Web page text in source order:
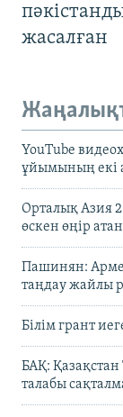
жасалған
YouTube
ұйымының екі
Орталық Азия
өскен өңір
Пашинян:
таңдау жайлы
Білім грант
БАҚ:
талабы